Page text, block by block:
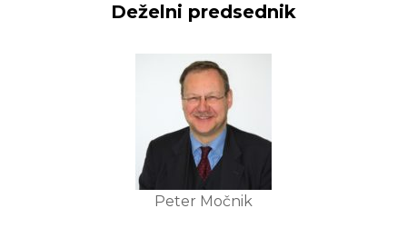
Deželni predsednik
Peter Močnik